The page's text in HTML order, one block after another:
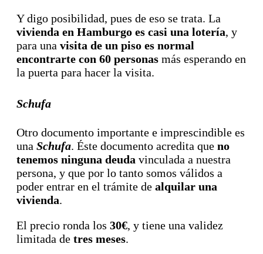
Y digo posibilidad, pues de eso se trata. La
vivienda en Hamburgo es casi una lotería, y
para una visita de un piso es normal
encontrarte con 60 personas más esperando en
la puerta para hacer la visita.
Schufa
Otro documento importante e imprescindible es
una Schufa. Éste documento acredita que no
tenemos ninguna deuda vinculada a nuestra
persona, y que por lo tanto somos válidos a
poder entrar en el trámite de alquilar una
vivienda.
El precio ronda los 30€, y tiene una validez
limitada de tres meses.